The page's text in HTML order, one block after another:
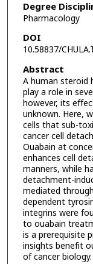
Degree
Pharmacology
DOI
10.58837/
Abstract
A human steroid
play a role in
however, its
unknown. Here,
cells that sub-
cancer cell
Ouabain at
enhances cell
manners, while
detachment-
mediated
dependent
integrins were
to ouabain
is a prerequisite
insights benefit
of cancer biology.